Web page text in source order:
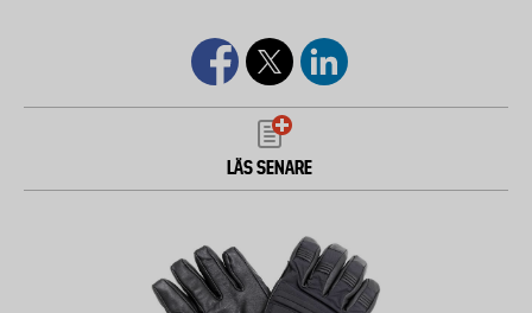
LÄS SENARE